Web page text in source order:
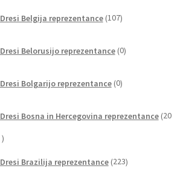
Dresi Belgija reprezentance 107izdelkov
Dresi Belorusijo reprezentance 0izdelkov
Dresi Bolgarijo reprezentance 0izdelkov
Dresi Bosna in Hercegovina reprezentance 20
20
Dresi Brazilija reprezentance 223izdelkov